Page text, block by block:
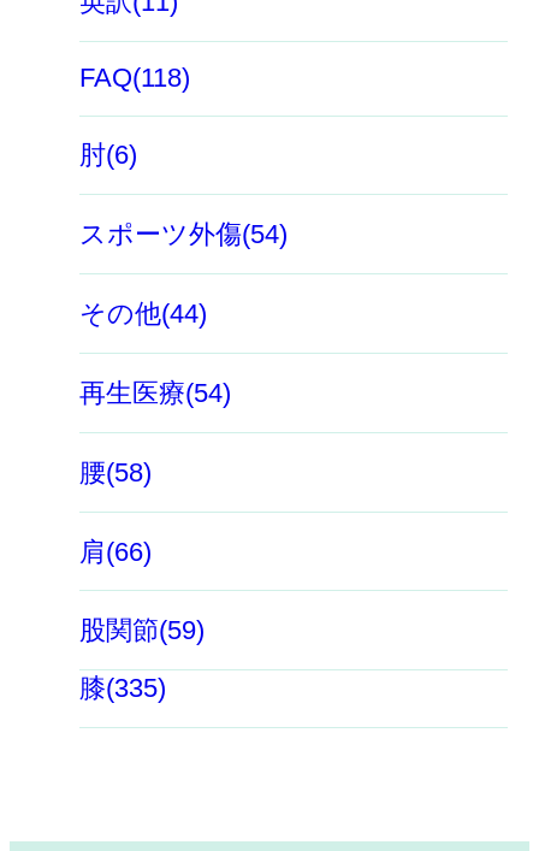
FAQ(118)
肘(6)
スポーツ外傷(54)
その他(44)
再生医療(54)
腰(58)
肩(66)
股関節(59)
膝(335)